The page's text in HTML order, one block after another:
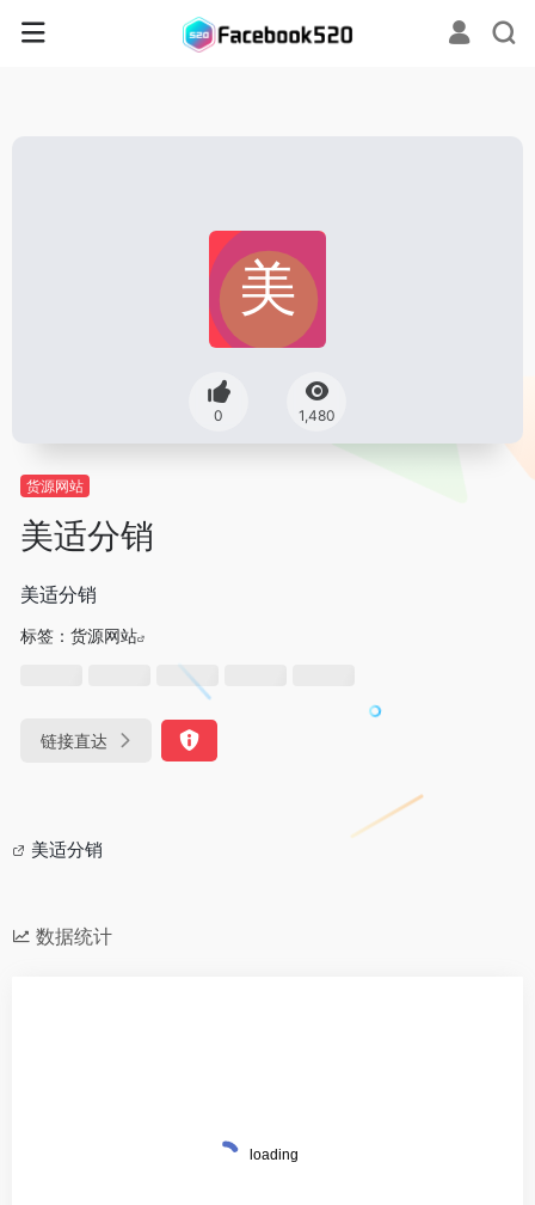
0 1,480
货源网站
美适分销
美适分销
标签： 货源网站
链接直达
美适分销
数据统计